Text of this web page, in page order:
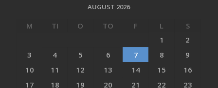
AUGUST 2026
M TI O TO F L
S
1
2
3
4 5 6 7 8
9
10
11 12 13 14 15
16
17
18 19 20 21 22 23